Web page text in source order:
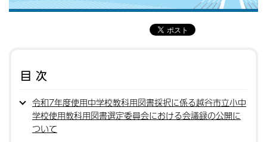
目次
令和7年度使用中学校教科用図書採択に係る越谷市立小中
学校使用教科用図書選定委員会における会議録の公開に
ついて